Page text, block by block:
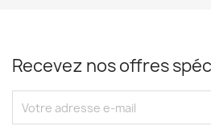
Recevez nos offres